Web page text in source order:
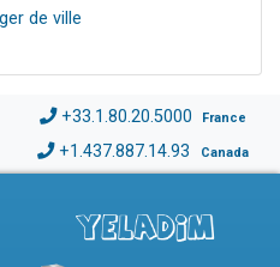
de ville
+33.1.80.20.5000 France
+1.437.887.14.93 Canada